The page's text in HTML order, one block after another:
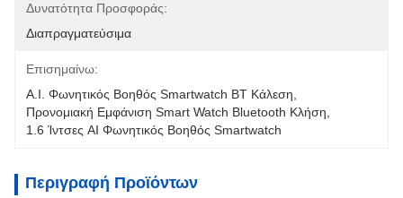
Δυνατότητα Προσφοράς:
Διαπραγματεύσιμα
Επισημαίνω:
Α.Ι. Φωνητικός Βοηθός Smartwatch BT Κάλεση
Προνομιακή Εμφάνιση Smart Watch Bluetooth Κλήση
1.6 Ίντσες AI Φωνητικός Βοηθός Smartwatch
Περιγραφή Προϊόντων